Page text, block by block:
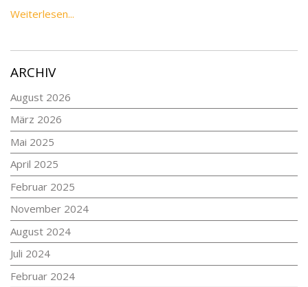
Weiterlesen...
ARCHIV
August 2026
März 2026
Mai 2025
April 2025
Februar 2025
November 2024
August 2024
Juli 2024
Februar 2024